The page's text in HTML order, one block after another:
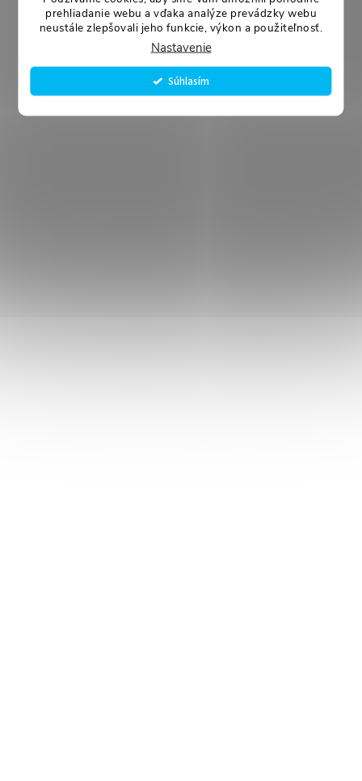
prehliadanie webu a vďaka analýze prevádzky webu
neustále zlepšovali jeho funkcie, výkon a použiteľnosť.
Nastavenie
Súhlasím